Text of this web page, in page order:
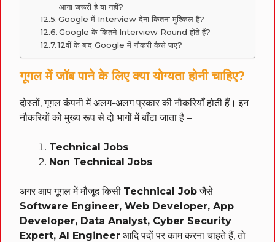
आना जरूरी है या नहीं?
Google में Interview देना कितना मुश्किल है?
Google के कितने Interview Round होते हैं?
12वीं के बाद Google में नौकरी कैसे पाए?
गूगल में जॉब पाने के लिए क्या योग्यता होनी चाहिए?
दोस्तों, गूगल कंपनी में अलग-अलग प्रकार की नौकरियाँ होती हैं। इन
नौकरियों को मुख्य रूप से दो भागों में बाँटा जाता है –
Technical Jobs
Non Technical Jobs
अगर आप गूगल में मौजूद किसी Technical Jobजैसे
Software Engineer, Web Developer, App
Developer, Data Analyst, Cyber Security
Expert, AI Engineer आदि पदों पर काम करना चाहते हैं, तो